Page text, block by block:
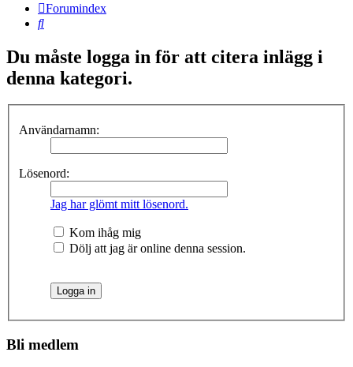
Forumindex
Sök
Du måste logga in för att citera inlägg i
denna kategori.
Användarnamn:
Lösenord:
Jag har glömt mitt lösenord.
Kom ihåg mig
Dölj att jag är online denna session.
Bli medlem